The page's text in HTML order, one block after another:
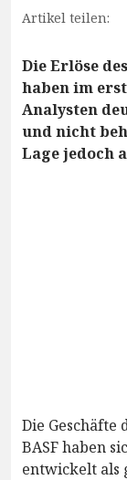
Artikel teilen:
Die Erlöse
haben im
Analysten
und nicht
Lage jedoch
Die Geschäfte
BASF haben
entwickelt als